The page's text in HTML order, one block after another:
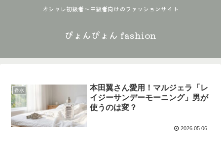
オシャレ初級者〜中級者向けのファッションサイト
ぴょんぴょん fashion
香水
本田翼さん愛用！マルジェラ「レ
イジーサンデーモーニング」男が
使うのは変？
2026.05.06